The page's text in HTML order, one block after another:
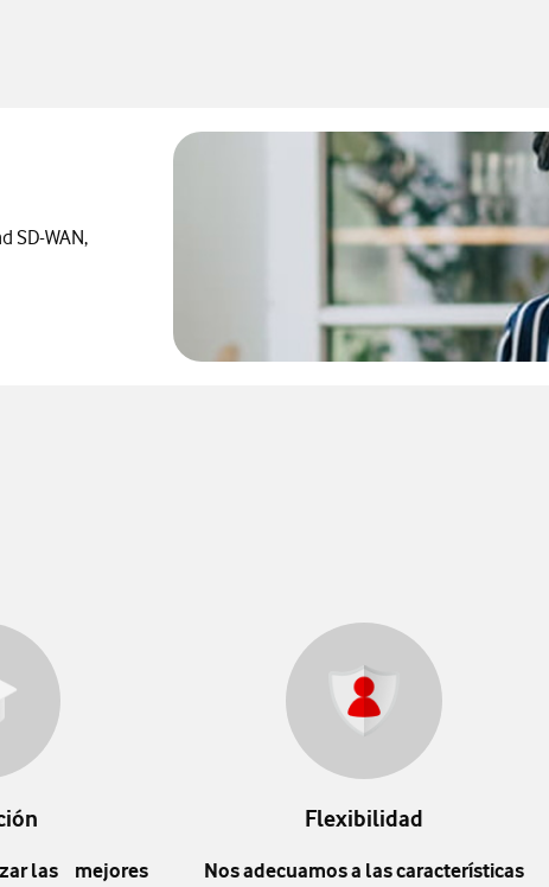
SD-WAN,
las mejores
Flexibilidad
Nos adecuamos a las características